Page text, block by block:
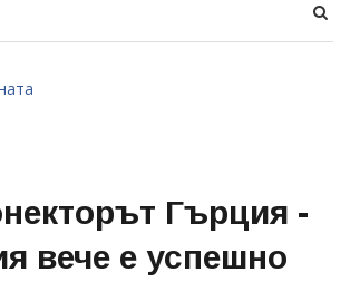
Гърция -
вече е успешно